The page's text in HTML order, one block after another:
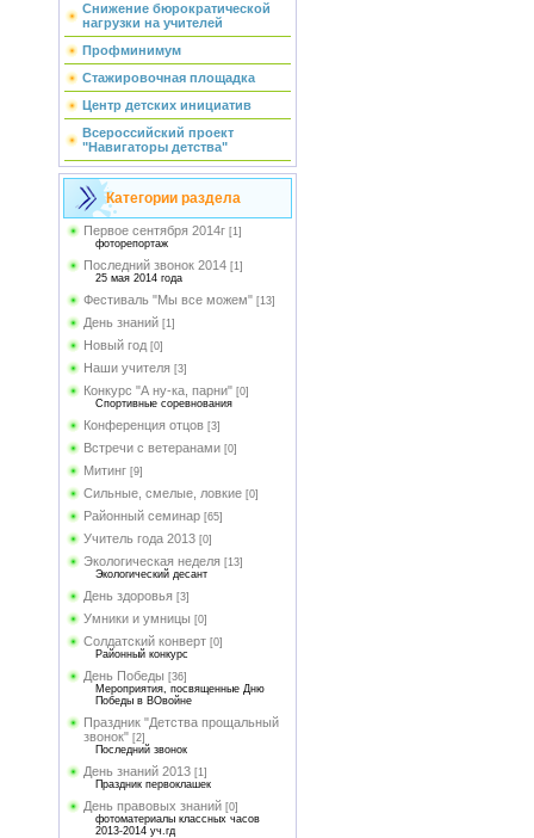
Снижение бюрократической
нагрузки на учителей
Профминимум
Стажировочная площадка
Центр детских инициатив
Всероссийский проект
"Навигаторы детства"
Категории раздела
Первое сентября 2014г [1]
фоторепортаж
Последний звонок 2014 [1]
25 мая 2014 года
Фестиваль "Мы все можем" [13]
День знаний [1]
Новый год [0]
Наши учителя [3]
Конкурс "А ну-ка, парни" [0]
Спортивные соревнования
Конференция отцов [3]
Встречи с ветеранами [0]
Митинг [9]
Сильные, смелые, ловкие [0]
Районный семинар [65]
Учитель года 2013 [0]
Экологическая неделя [13]
Экологический десант
День здоровья [3]
Умники и умницы [0]
Солдатский конверт [0]
Районный конкурс
День Победы [36]
Мероприятия, посвященные Дню
Победы в ВОвойне
Праздник "Детства прощальный
звонок" [2]
Последний звонок
День знаний 2013 [1]
Праздник первоклашек
День правовых знаний [0]
фотоматериалы классных часов
2013-2014 уч.гд